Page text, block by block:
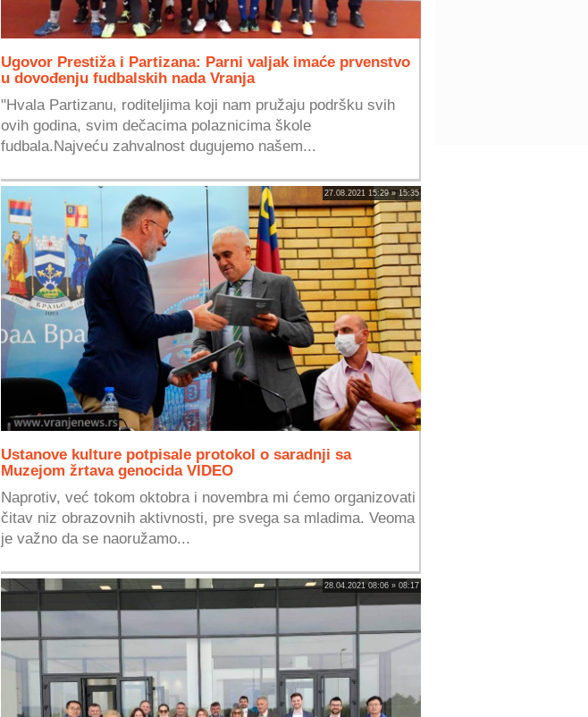
Ugovor Prestiža i Partizana: Parni valjak imaće prvenstvo
u dovođenju fudbalskih nada Vranja
"Hvala Partizanu, roditeljima koji nam pružaju podršku svih
ovih godina, svim dečacima polaznicima škole
fudbala.Najveću zahvalnost dugujemo našem...
27.08.2021 15:29 » 15:35
Ustanove kulture potpisale protokol o saradnji sa
Muzejom žrtava genocida VIDEO
Naprotiv, već tokom oktobra i novembra mi ćemo organizovati
čitav niz obrazovnih aktivnosti, pre svega sa mladima. Veoma
je važno da se naoružamo...
28.04.2021 08:06 » 08:17